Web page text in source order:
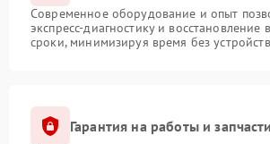
Современное оборудование и опыт
экспресс-диагностику и восстановление
сроки, минимизируя время без
Гарантия на работы и запчасти